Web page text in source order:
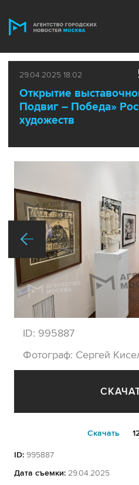
29.04.2025 18:02
Открытие
Подвиг – Победа»
художеств
ID: 995887
Фотограф: Сергей
Cкачать
ID: 995887
Дата съемки: 29.04.2025